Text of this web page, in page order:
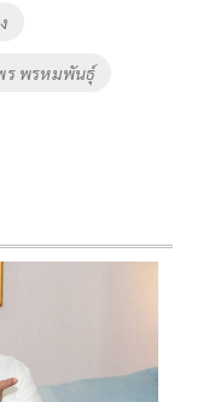
ร พรหมพันธุ์